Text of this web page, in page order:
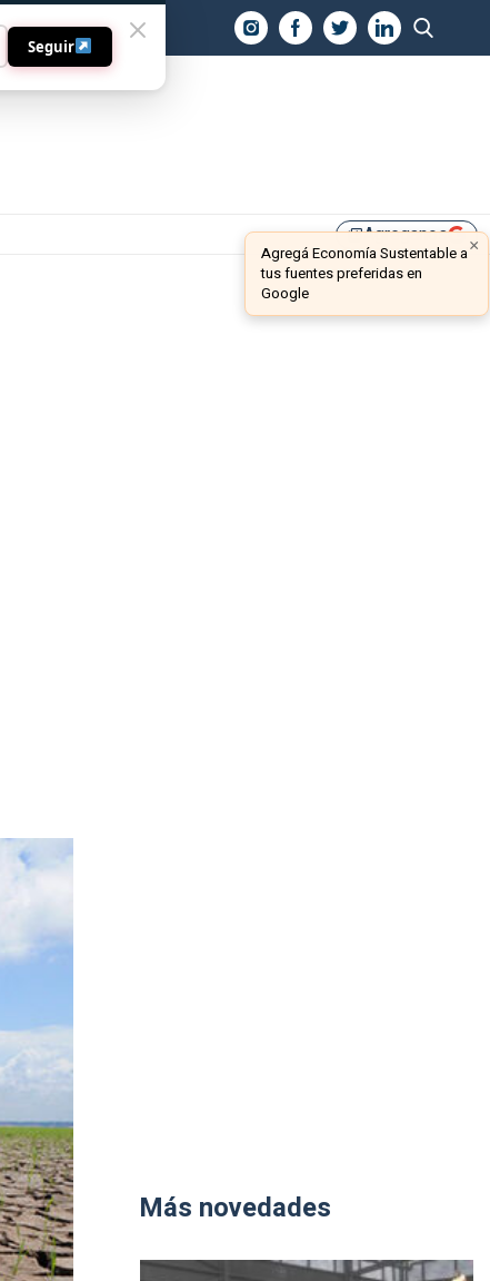
library_addAgreganos ×
Agregá Economía Sustentable a
tus fuentes preferidas en
Google
Más novedades
Seguir